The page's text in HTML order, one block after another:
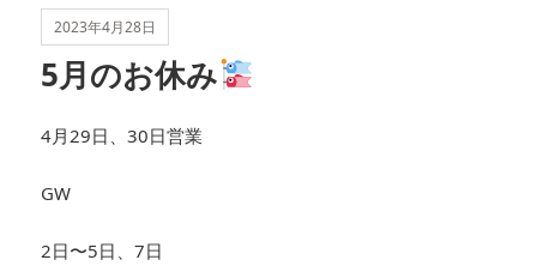
ー
2023年4月28日
5月のお休み
4月29日、30日営業
GW
2日〜5日、7日